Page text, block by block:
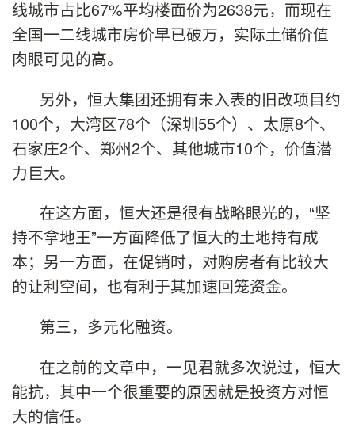
线城市占比67%平均楼面价为2638元，而现在
全国一二线城市房价早已破万，实际土储价值
肉眼可见的高。
另外，恒大集团还拥有未入表的旧改项目约
100个，大湾区78个（深圳55个）、太原8个、
石家庄2个、郑州2个、其他城市10个，价值潜
力巨大。
在这方面，恒大还是很有战略眼光的，“坚
持不拿地王”一方面降低了恒大的土地持有成
本；另一方面，在促销时，对购房者有比较大
的让利空间，也有利于其加速回笼资金。
第三，多元化融资。
在之前的文章中，一见君就多次说过，恒大
能抗，其中一个很重要的原因就是投资方对恒
大的信任。